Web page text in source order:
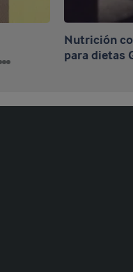
Nutrición
para dietas